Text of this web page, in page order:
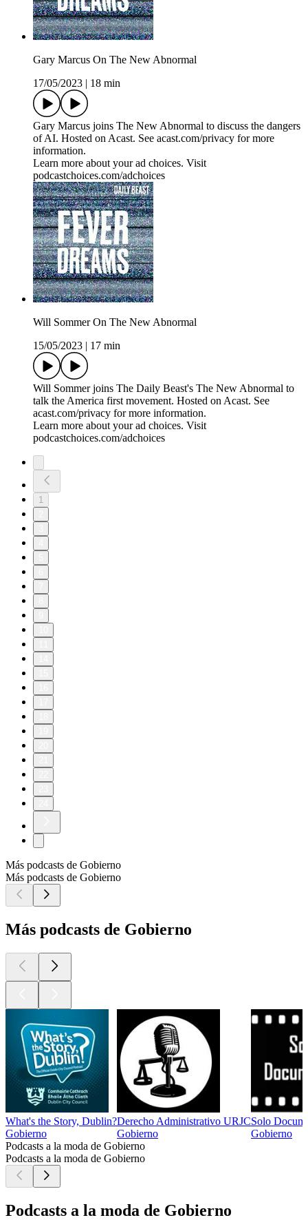
Gary Marcus On The New Abnormal
17/05/2023
18 min
Gary Marcus joins The New Abnormal to discuss the dangers
of AI. Hosted on Acast. See acast.com/privacy for more
information.
Learn more about your ad choices. Visit
podcastchoices.com/adchoices
Will Sommer On The New Abnormal
15/05/2023
17 min
Will Sommer joins The Daily Beast's The New Abnormal to
talk the America first movement. Hosted on Acast. See
acast.com/privacy for more information.
Learn more about your ad choices. Visit
podcastchoices.com/adchoices
1
Más podcasts de Gobierno
Más podcasts de Gobierno
Más podcasts de Gobierno
What's the Story, Dublin?
Gobierno
Derecho Administrativo URJC
Gobierno
Solo
Gobierno
Podcasts a la moda de Gobierno
Podcasts a la moda de Gobierno
Podcasts a la moda de Gobierno